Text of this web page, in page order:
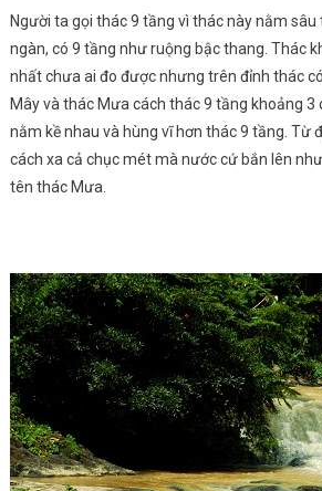
Người ta gọi thác 9 tầng vì thác này nằm
ngàn, có 9 tầng như ruộng bậc thang. Thác
nhất chưa ai đo được nhưng trên đỉnh thác
Mây và thác Mưa cách thác 9 tầng khoảng 3
nằm kề nhau và hùng vĩ hơn thác 9 tầng. Từ
cách xa cả chục mét mà nước cứ bắn lên
tên thác Mưa.